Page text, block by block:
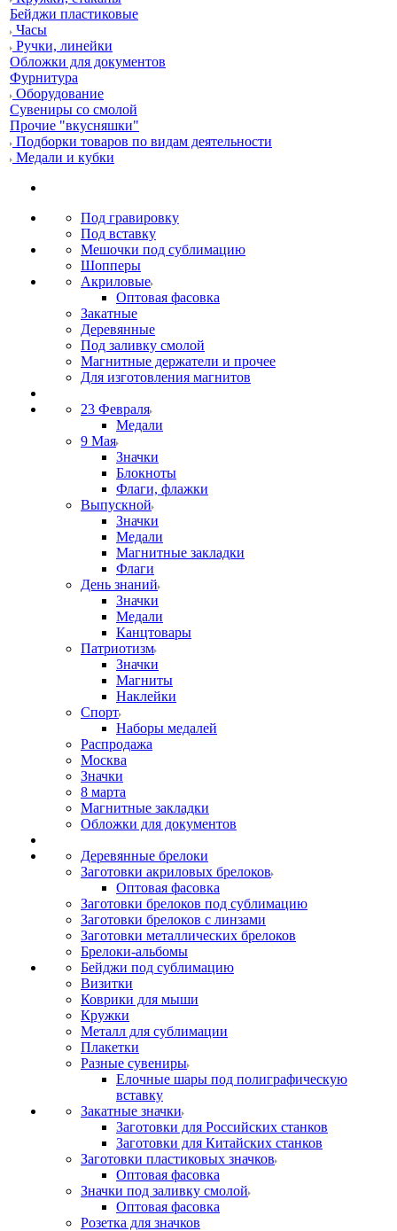
Бейджи пластиковые
Часы
Ручки, линейки
Обложки для документов
Фурнитура
Оборудование
Сувениры со смолой
Прочие "вкусняшки"
Подборки товаров по видам деятельности
Медали и кубки
Под гравировку
Под вставку
Мешочки под сублимацию
Шопперы
Акриловые
Оптовая фасовка
Закатные
Деревянные
Под заливку смолой
Магнитные держатели и прочее
Для изготовления магнитов
23 Февраля
Медали
9 Мая
Значки
Блокноты
Флаги, флажки
Выпускной
Значки
Медали
Магнитные закладки
Флаги
День знаний
Значки
Медали
Канцтовары
Патриотизм
Значки
Магниты
Наклейки
Спорт
Наборы медалей
Распродажа
Москва
Значки
8 марта
Магнитные закладки
Обложки для документов
Деревянные брелоки
Заготовки акриловых брелоков
Оптовая фасовка
Заготовки брелоков под сублимацию
Заготовки брелоков с линзами
Заготовки металлических брелоков
Брелоки-альбомы
Бейджи под сублимацию
Визитки
Коврики для мыши
Кружки
Металл для сублимации
Плакетки
Разные сувениры
Елочные шары под полиграфическую
вставку
Закатные значки
Заготовки для Российских станков
Заготовки для Китайских станков
Заготовки пластиковых значков
Оптовая фасовка
Значки под заливку смолой
Оптовая фасовка
Розетка для значков